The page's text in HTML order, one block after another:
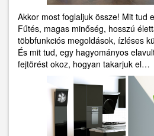
Akkor most foglaljuk össze! Mit tud
Fűtés, magas minőség, hosszú
többfunkciós megoldások, ízléses
És mit tud, egy hagyományos
fejtörést okoz, hogyan takarjuk el…